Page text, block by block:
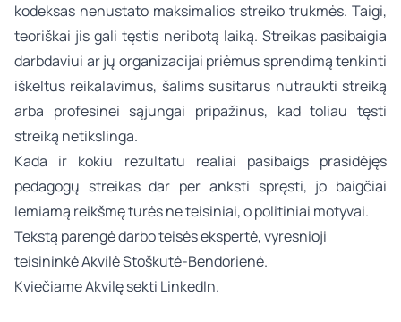
kodeksas nenustato maksimalios streiko trukmės. Taigi,
teoriškai jis gali tęstis neribotą laiką. Streikas pasibaigia
darbdaviui ar jų organizacijai priėmus sprendimą tenkinti
iškeltus reikalavimus, šalims susitarus nutraukti streiką
arba profesinei sąjungai pripažinus, kad toliau tęsti
streiką netikslinga.
Kada ir kokiu rezultatu realiai pasibaigs prasidėjęs
pedagogų streikas dar per anksti spręsti, jo baigčiai
lemiamą reikšmę turės ne teisiniai, o politiniai motyvai.
Tekstą parengėdarbo teisėsekspertė, vyresnioji
teisininkėAkvilė Stoškutė-Bendorienė.
Kviečiame Akvilę sekti LinkedIn.